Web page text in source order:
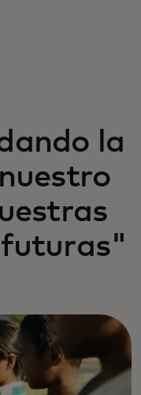
la
futuras"